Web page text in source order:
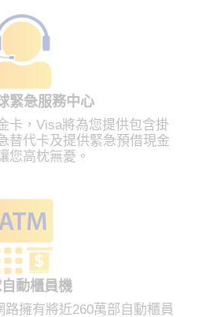
緊急服務中心
卡，Visa將為您提供包含掛
替代卡及提供緊急預借現金
您高枕無憂。
動櫃員機
擁有將近260萬部自動櫃員